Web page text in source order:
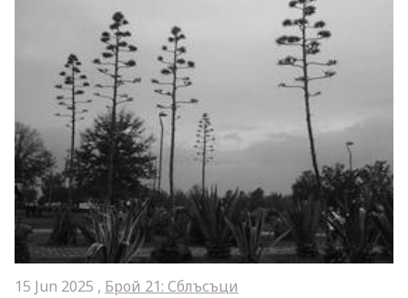
15 Jun 2025 , Брой 21: Сблъсъци